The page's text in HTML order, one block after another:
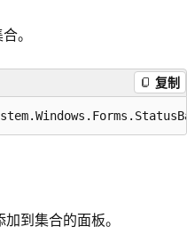
。
复制
到集合的面板。